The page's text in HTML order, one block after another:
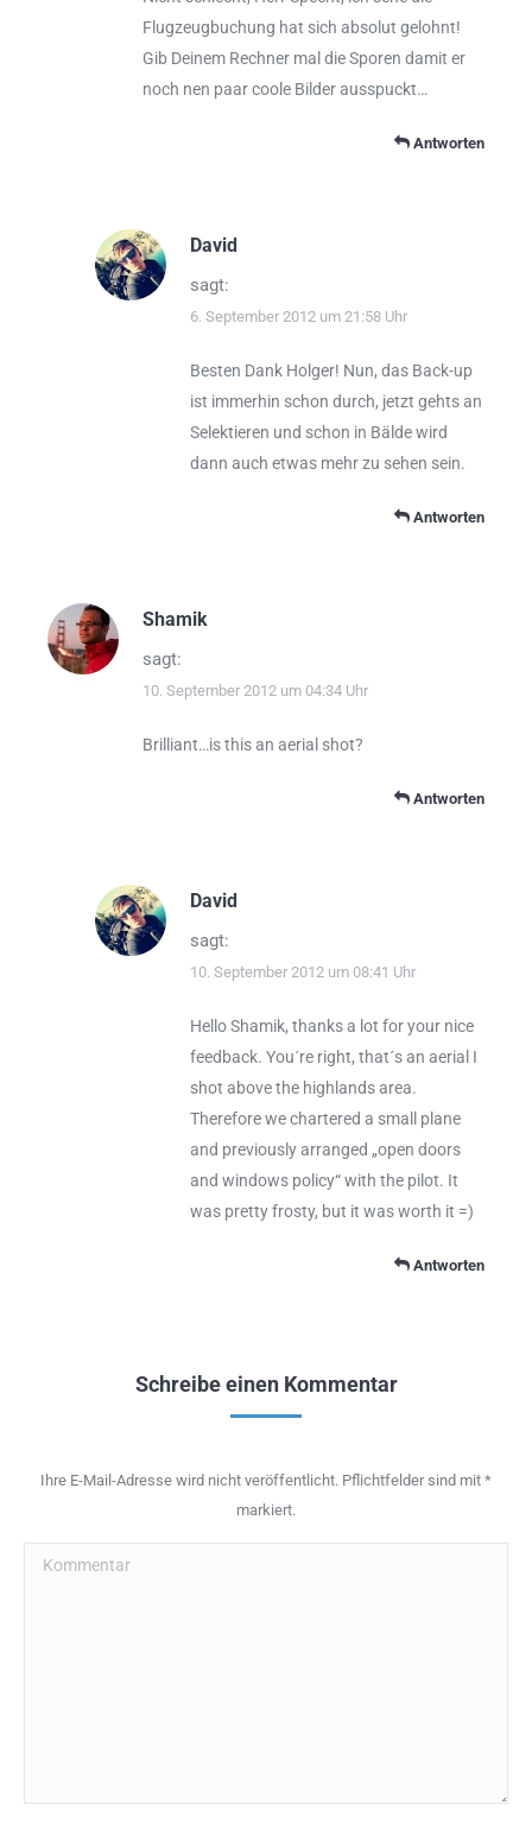
Flugzeugbuchung hat sich absolut gelohnt!
Gib Deinem Rechner mal die Sporen damit er
noch nen paar coole Bilder ausspuckt…
Antworten
David
sagt:
6. September 2012 um 21:58 Uhr
Besten Dank Holger! Nun, das Back-up
ist immerhin schon durch, jetzt gehts an
Selektieren und schon in Bälde wird
dann auch etwas mehr zu sehen sein.
Antworten
Shamik
sagt:
10. September 2012 um 04:34 Uhr
Brilliant…is this an aerial shot?
Antworten
David
sagt:
10. September 2012 um 08:41 Uhr
Hello Shamik, thanks a lot for your nice
feedback. You´re right, that´s an aerial I
shot above the highlands area.
Therefore we chartered a small plane
and previously arranged „open doors
and windows policy“ with the pilot. It
was pretty frosty, but it was worth it =)
Antworten
Schreibe einen Kommentar
Ihre E-Mail-Adresse wird nicht veröffentlicht. Pflichtfelder sind mit *
markiert.
Kommentar